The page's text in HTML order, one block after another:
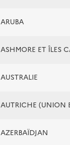
ARUBA
ASHMORE ET ÎLES
AUSTRALIE
AUTRICHE (UNION
AZERBAÏDJAN